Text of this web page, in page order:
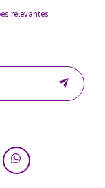
relevantes